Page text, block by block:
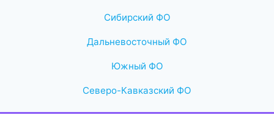
Сибирский ФО
Дальневосточный ФО
Южный ФО
Северо-Кавказский ФО